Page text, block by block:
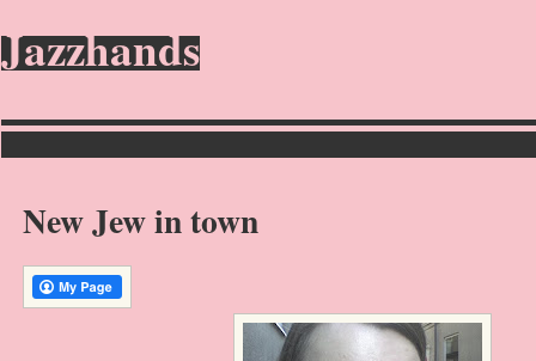
Jazzhands
New Jew in town